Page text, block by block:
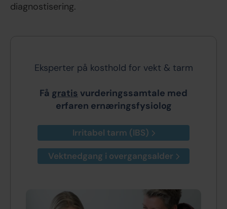
diagnostisering.
Eksperter på kosthold for vekt & tarm
Få gratis vurderingssamtale med
erfaren ernæringsfysiolog
Irritabel tarm (IBS)
Vektnedgang i overgangsalder